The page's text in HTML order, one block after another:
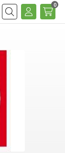
Buscar
0